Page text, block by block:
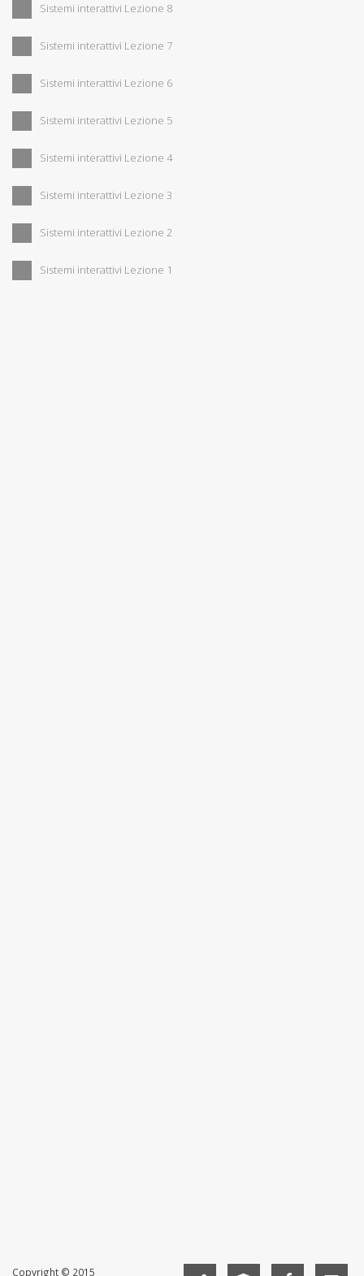
Sistemi interattivi Lezione 8
Sistemi interattivi Lezione 7
Sistemi interattivi Lezione 6
Sistemi interattivi Lezione 5
Sistemi interattivi Lezione 4
Sistemi interattivi Lezione 3
Sistemi interattivi Lezione 2
Sistemi interattivi Lezione 1
Copyright © 2015